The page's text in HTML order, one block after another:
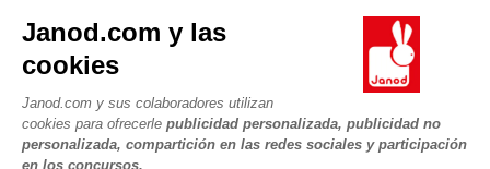
Janod.com y las
cookies
Janod.com y sus colaboradores utilizan
cookies para ofrecerle publicidad personalizada, publicidad no
personalizada, compartición en las redes sociales y participación
en los concursos.
Tiendas
Retirada de productos
Datos personales
Cookies
Condiciones de las ofertas
¿Qué es FSC®?
NUESTROS SERVICIOS
Pago seguro
Métodos de envío
Vídeos
PROFESIONAL